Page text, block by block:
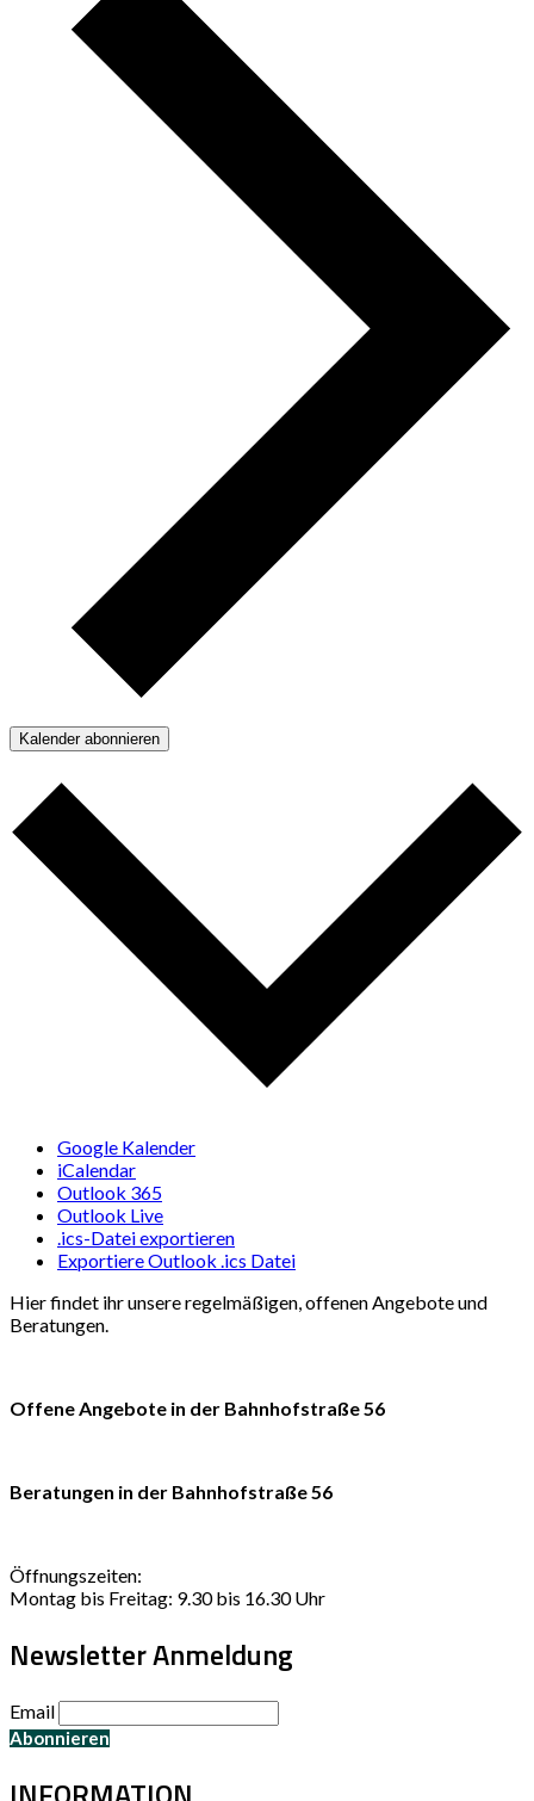
Kalender abonnieren
Google Kalender
iCalendar
Outlook 365
Outlook Live
.ics-Datei exportieren
Exportiere Outlook .ics Datei
Hier findet ihr unsere regelmäßigen, offenen Angebote und
Beratungen.
Offene Angebote in der Bahnhofstraße 56
Beratungen in der Bahnhofstraße 56
Öffnungszeiten:
Montag bis Freitag: 9.30 bis 16.30 Uhr
Newsletter Anmeldung
Email